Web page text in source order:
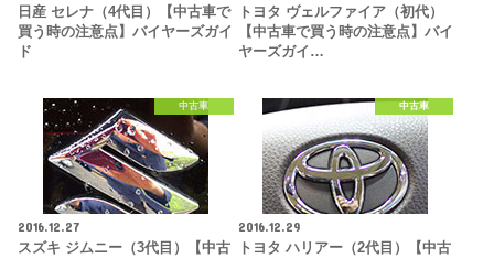
日産 セレナ（4代目）【中古車で
買う時の注意点】バイヤーズガイ
ド
トヨタ ヴェルファイア（初代）
【中古車で買う時の注意点】バイ
ヤーズガイ…
中古車
2016.12.27
スズキ ジムニー（3代目）【中古
中古車
2016.12.29
トヨタ ハリアー（2代目）【中古